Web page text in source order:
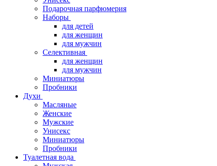
Подарочная парфюмерия
Наборы
для детей
для женщин
для мужчин
Селективная
для женщин
для мужчин
Миниатюры
Пробники
Духи
Масляные
Женские
Мужские
Унисекс
Миниатюры
Пробники
Туалетная вода